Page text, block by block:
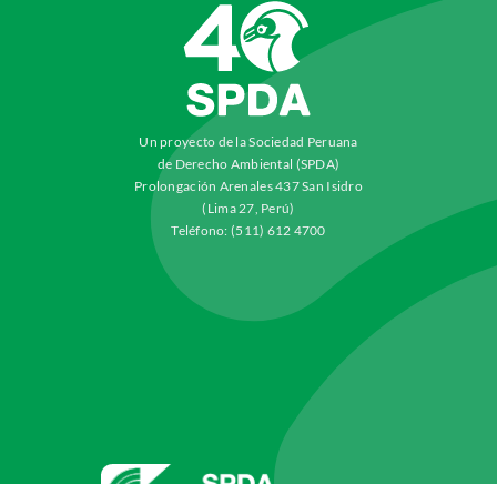
Un proyecto de la Sociedad Peruana
de Derecho Ambiental (SPDA)
Prolongación Arenales 437 San Isidro
(Lima 27, Perú)
Teléfono: (511) 612 4700